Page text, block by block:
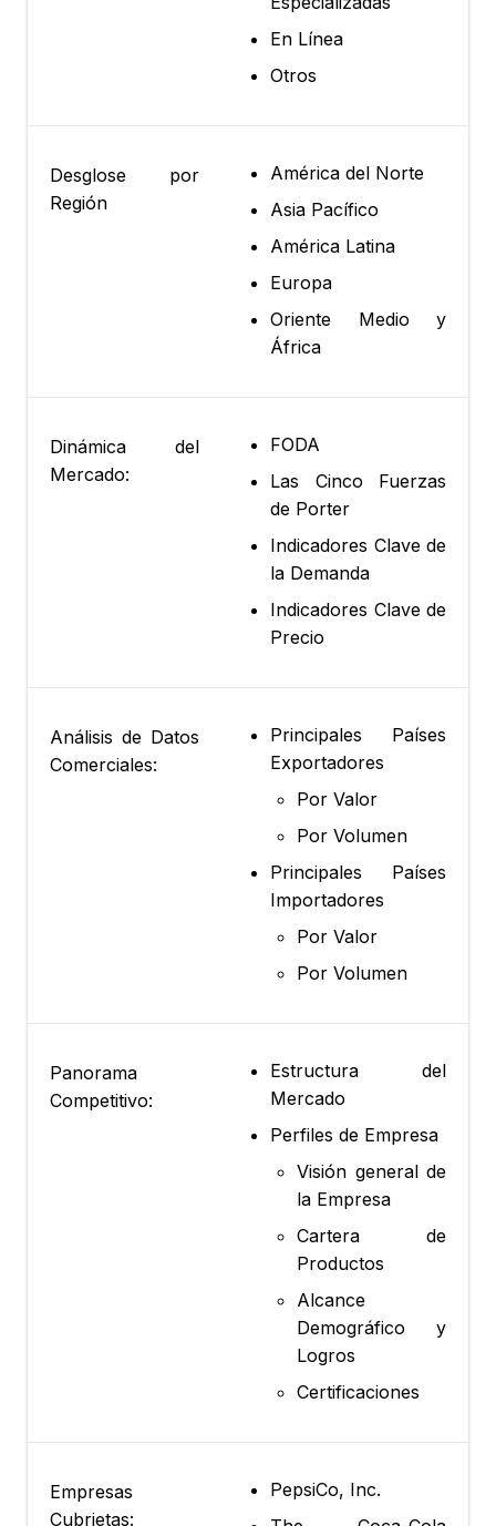
En Línea
Otros
Desglose por
Región
América del Norte
Asia Pacífico
América Latina
Europa
Oriente Medio y
África
Dinámica del
Mercado:
FODA
Las Cinco Fuerzas
de Porter
Indicadores Clave de
la Demanda
Indicadores Clave de
Precio
Análisis de Datos
Comerciales:
Principales Países
Exportadores
Por Valor
Por Volumen
Principales Países
Importadores
Por Valor
Por Volumen
Panorama
Competitivo:
Estructura del
Mercado
Perfiles de Empresa
Visión general de
la Empresa
Cartera de
Productos
Alcance
Demográfico y
Logros
Certificaciones
Empresas
Cubrietas:
PepsiCo, Inc.